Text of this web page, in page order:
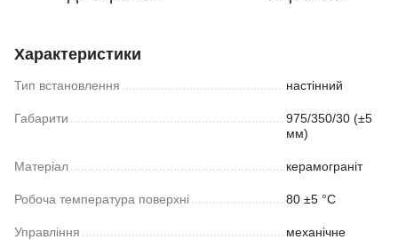
Характеристики
Тип встановлення настінний
Габарити
975/350/30 (±5
мм)
Матеріал керамограніт
Робоча температура поверхні 80 ±5 °С
Управління механічне